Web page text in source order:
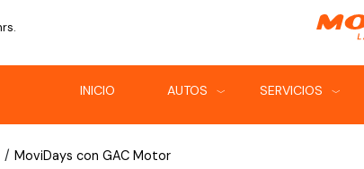
INICIO AUTOS‹ SERVICIOS‹
/ MoviDays con GAC Motor